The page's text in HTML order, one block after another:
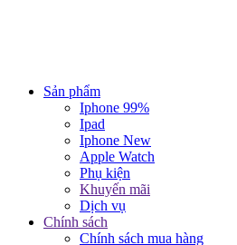
Sản phẩm
Iphone 99%
Ipad
Iphone New
Apple Watch
Phụ kiện
Khuyến mãi
Dịch vụ
Chính sách
Chính sách mua hàng